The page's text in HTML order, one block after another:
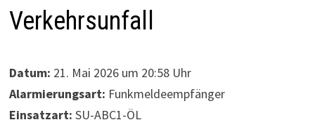
Verkehrsunfall
Datum: 21. Mai 2026 um 20:58 Uhr
Alarmierungsart: Funkmeldeempfänger
Einsatzart: SU-ABC1-ÖL